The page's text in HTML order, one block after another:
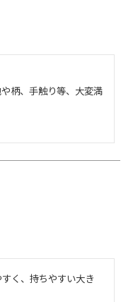
柄、手触り等、大変満
く、持ちやすい大き